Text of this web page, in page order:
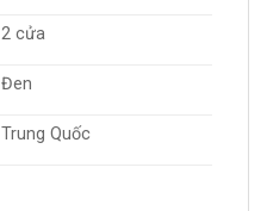
2 cửa
Đen
Trung Quốc